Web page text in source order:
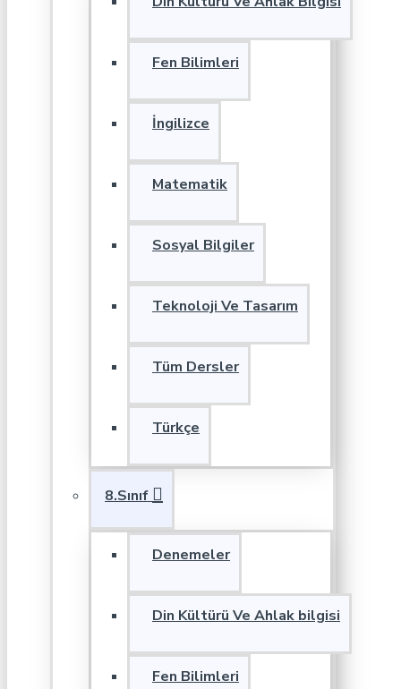
Fen Bilimleri
İngilizce
Matematik
Sosyal Bilgiler
Teknoloji Ve Tasarım
Tüm Dersler
Türkçe
8.Sınıf
Denemeler
Din Kültürü Ve Ahlak bilgisi
Fen Bilimleri